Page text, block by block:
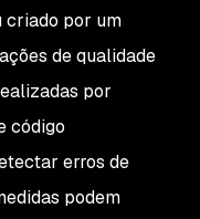
criado por um
de qualidade
por
código
erros de
podem